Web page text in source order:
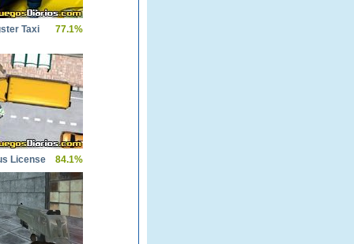
Taxi 77.1%
License 84.1%